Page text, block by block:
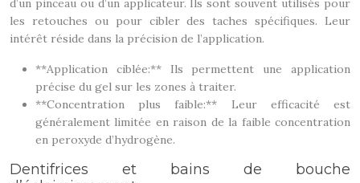
d’un pinceau ou d’un applicateur. Ils sont souvent utilisés pour
les retouches ou pour cibler des taches spécifiques. Leur
intérêt réside dans la précision de l’application.
**Application ciblée:** Ils permettent une application
précise du gel sur les zones à traiter.
**Concentration plus faible:** Leur efficacité est
généralement limitée en raison de la faible concentration
en peroxyde d’hydrogène.
Dentifrices et bains de bouche